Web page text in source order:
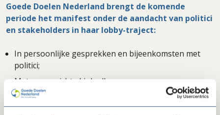
Goede Doelen Nederland brengt de komende
periode het manifest onder de aandacht van politici
en stakeholders in haar lobby-traject:
In persoonlijke gesprekken en bijeenkomsten met
politici;
Met een gerichte LinkedIn-campagne;
Met een gerichte Bluesky-campagne;